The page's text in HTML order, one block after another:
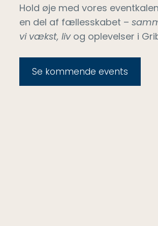
Hold øje med vores
en del af fællesskabet –
vi vækst, livog oplevelser i
Se kommende events